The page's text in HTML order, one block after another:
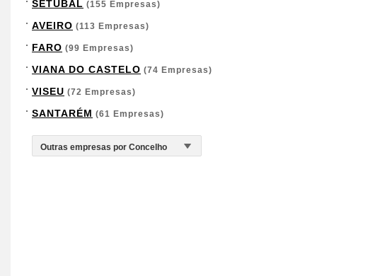
SETÚBAL (155 Empresas)
AVEIRO (113 Empresas)
FARO (99 Empresas)
VIANA DO CASTELO (74 Empresas)
VISEU (72 Empresas)
SANTARÉM (61 Empresas)